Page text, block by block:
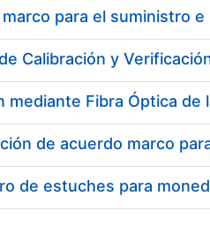
para el suministro
de estuches para